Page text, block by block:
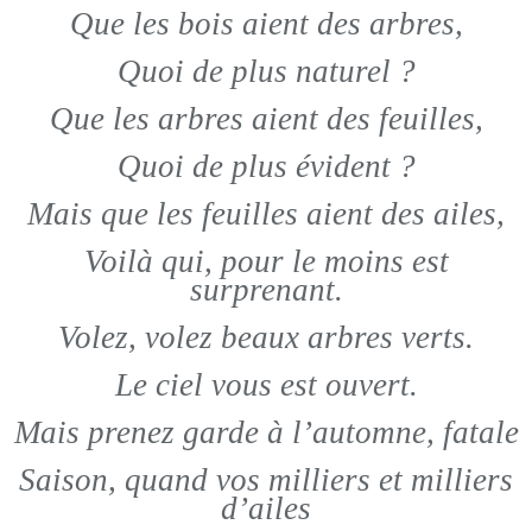
Que les bois aient des arbres,
Quoi de plus naturel ?
Que les arbres aient des feuilles,
Quoi de plus évident ?
Mais que les feuilles aient des ailes,
Voilà qui, pour le moins est
surprenant.
Volez, volez beaux arbres verts.
Le ciel vous est ouvert.
Mais prenez garde à l’automne, fatale
Saison, quand vos milliers et milliers
d’ailes